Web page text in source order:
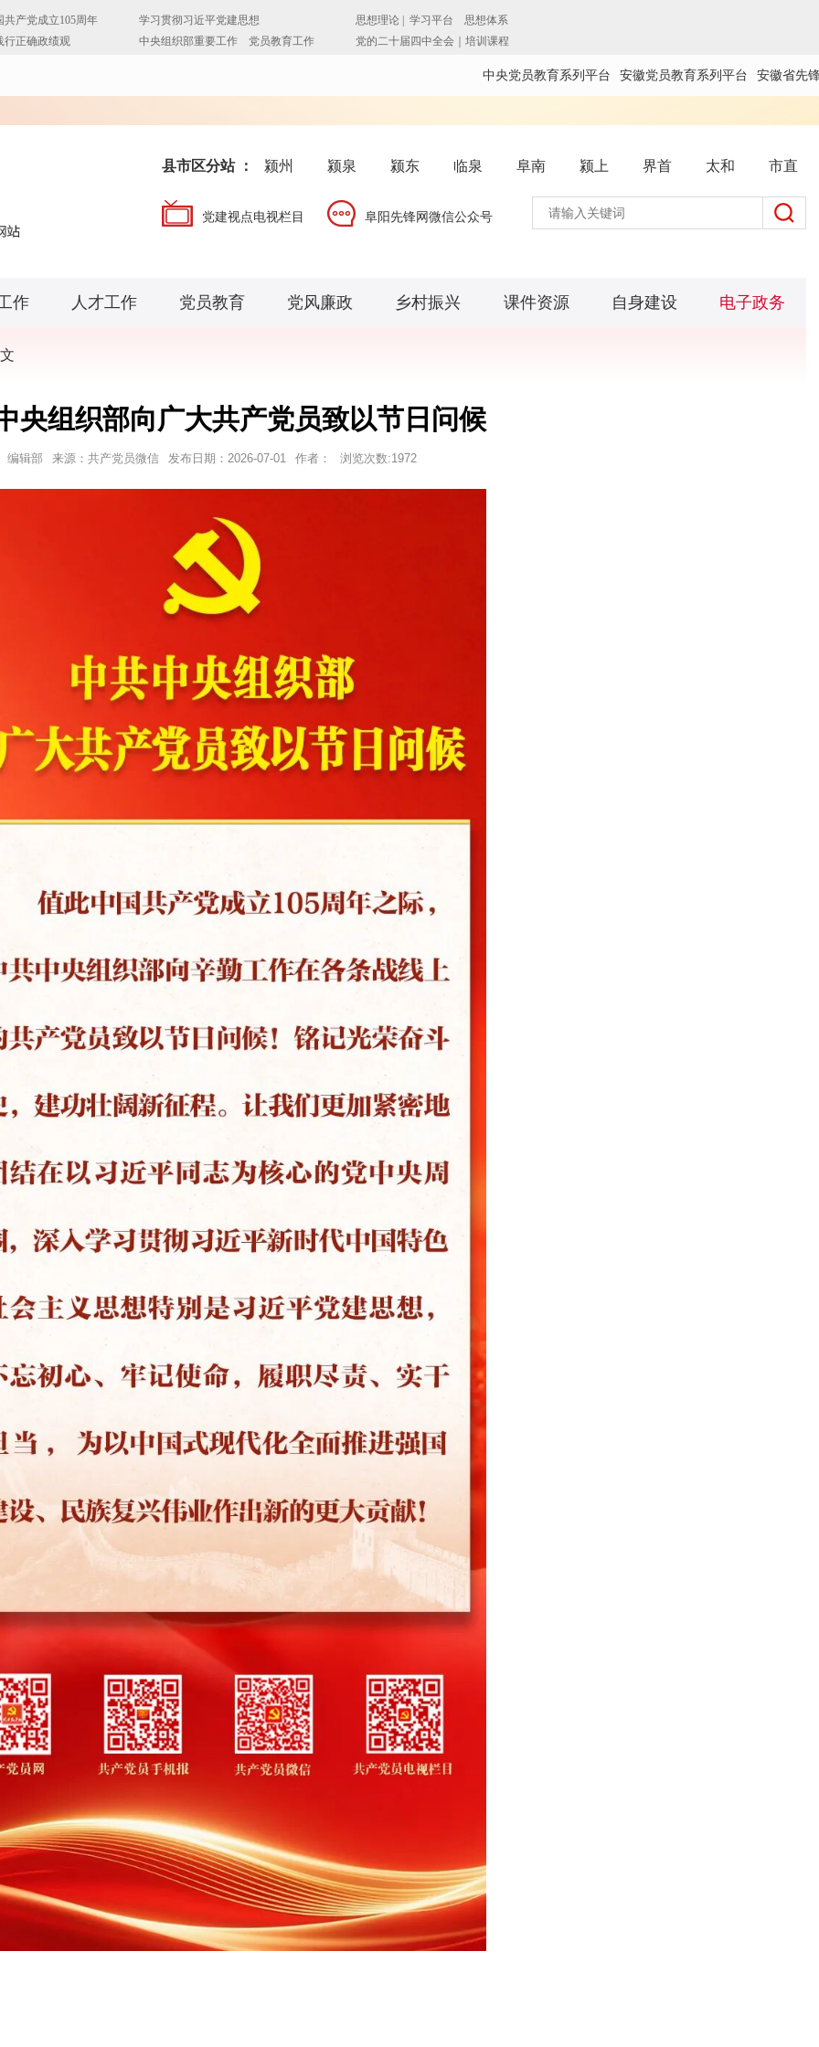
中央党员教育系列平台 安徽党员教育系列平台 安徽省先
县市区分站 ： 颍州 颍泉 颍东 临泉 阜南 颍上 界首 太和 市直
党建视点电视栏目 阜阳先锋网微信公众号
作 人才工作 党员教育 党风廉政 乡村振兴 课件资源 自身建设 电子政务
央组织部向广大共产党员致以节日问候
编辑部 来源：共产党员微信 发布日期： 2026-07-01 作者： 浏览次数:1972